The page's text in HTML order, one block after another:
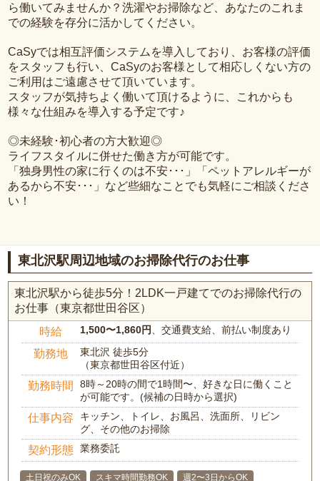
ら働いてみませんか？洗濯やお掃除など、あなたのこれま
での経験を存分に活かしてください。
CaSyでは相互評価システムを導入しており、お客様の評価
をスタッフも行い、CaSyのお客様として相応しくない方の
ご利用はご遠慮させて頂いています。
スタッフが気持ちよく働いて頂けるように、これからも
様々な仕組みを導入する予定です♪
◎未経験･初心者の方大歓迎◎
ライフスタイルに併せた働き方が可能です。
「独身男性の家に行くのは不安･･･」「ペットアレルギーが
あるから不安･･･」など些細なことでも気軽にご相談くださ
い！
東北沢駅周辺地域のお掃除代行のお仕事
東北沢駅から徒歩5分！2LDK一戸建てでのお掃除代行の
お仕事（東京都世田谷区）
時給 1,500〜1,860円、交通費支給、前払い制度あり
勤務地
東北沢 徒歩5分
（東京都世田谷区付近）
勤務時間
8時～20時の間で1時間〜、好きな日に働くこと
が可能です。(候補の日時から選択)
仕事内容
キッチン、トイレ、お風呂、洗面所、リビン
グ、その他のお掃除
契約形態 業務委託
土日祝のみOK スキマ時間勤務OK 週2〜3日からOK